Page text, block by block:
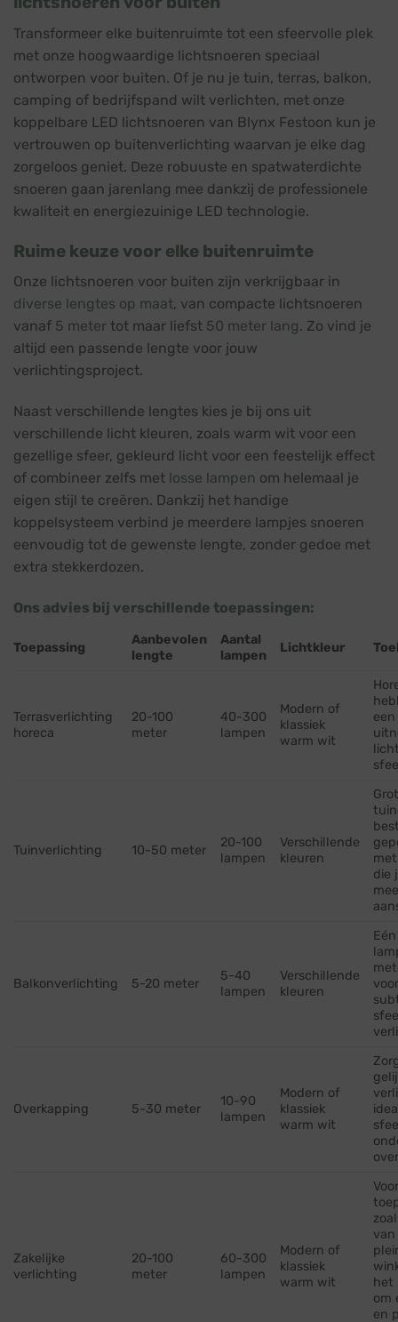
Transformeer elke buitenruimte tot een sfeervolle plek
met onze hoogwaardige lichtsnoeren speciaal
ontworpen voor buiten. Of je nu je tuin, terras, balkon,
camping of bedrijfspand wilt verlichten, met onze
koppelbare LED lichtsnoeren van Blynx Festoon kun je
vertrouwen op buitenverlichting waarvan je elke dag
zorgeloos geniet. Deze robuuste en spatwaterdichte
snoeren gaan jarenlang mee dankzij de professionele
kwaliteit en energiezuinige LED technologie.
Ruime keuze voor elke buitenruimte
Onze lichtsnoeren voor buiten zijn verkrijgbaar in
diverse lengtes op maat, van compacte lichtsnoeren
vanaf 5 meter tot maar liefst 50 meter lang. Zo vind je
altijd een passende lengte voor jouw
verlichtingsproject.
Naast verschillende lengtes kies je bij ons uit
verschillende licht kleuren, zoals warm wit voor een
gezellige sfeer, gekleurd licht voor een feestelijk effect
of combineer zelfs met losse lampen om helemaal je
eigen stijl te creëren. Dankzij het handige
koppelsysteem verbind je meerdere lampjes snoeren
eenvoudig tot de gewenste lengte, zonder gedoe met
extra stekkerdozen.
Ons advies bij verschillende toepassingen:
Toepassing
Aanbevolen
lengte
Aantal
lampen
Lichtkleur
Terrasverlichting
horeca
20-100
meter
40-300
lampen
Modern of
klassiek
warm wit
Tuinverlichting 10-50 meter
20-100
lampen
Verschillende
kleuren
die
Balkonverlichting 5-20 meter
5-40
lampen
Verschillende
kleuren
Overkapping 5-30 meter
10-90
lampen
Modern of
klassiek
warm wit
Zakelijke
verlichting
20-100
meter
60-300
lampen
Modern of
klassiek
warm wit
het
om
en